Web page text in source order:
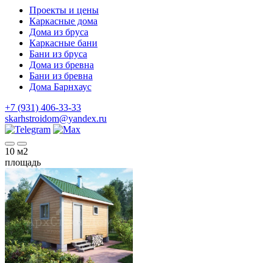
Проекты и цены
Каркасные дома
Дома из бруса
Каркасные бани
Бани из бруса
Дома из бревна
Бани из бревна
Дома Барнхаус
+7 (931) 406-33-33
skarhstroidom@yandex.ru
10 м2
площадь